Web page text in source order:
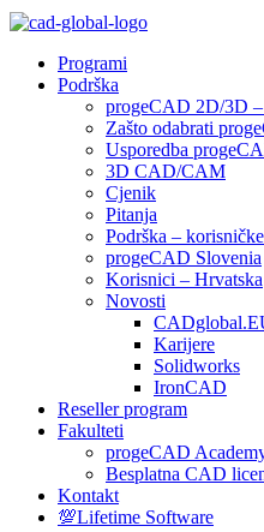
Programi
Podrška
progeCAD 2D/3D
Zašto odabrati
Usporedba
3D CAD/CAM
Cjenik
Pitanja
Podrška –
progeCAD Slovenia
Korisnici – Hrvatska
Novosti
Karijere
Solidworks
IronCAD
Reseller program
Fakulteti
progeCAD
Besplatna CAD
Kontakt
💯Lifetime Software